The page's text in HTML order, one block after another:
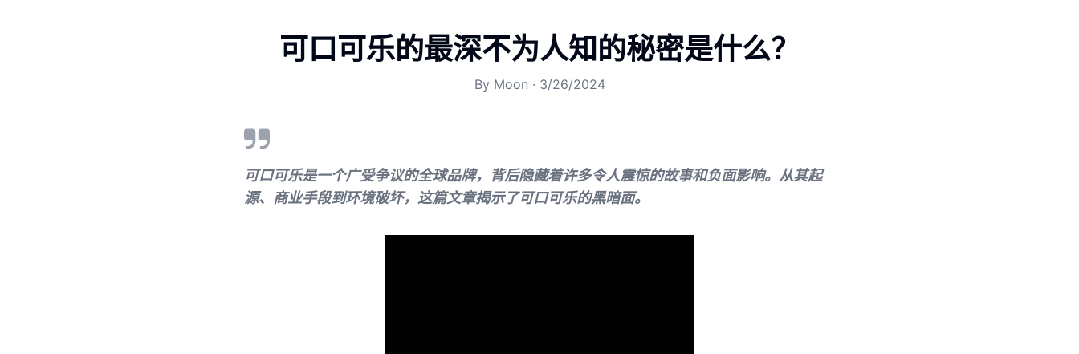
可口可乐的最深不为人知的秘密是什么？
By Moon · 3/26/2024
可口可乐是一个广受争议的全球品牌，背后隐藏着许多令人震惊的故事和负面影响。从其起
源、商业手段到环境破坏，这篇文章揭示了可口可乐的黑暗面。